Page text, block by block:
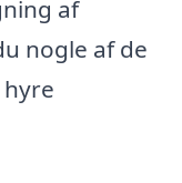
af
nogle af de